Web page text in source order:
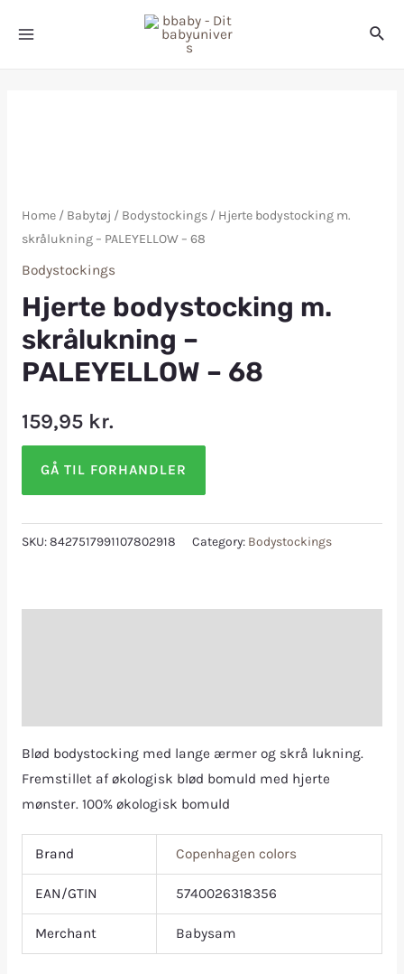
Home/ Babytøj / Bodystockings/ Hjerte bodystocking m.
skrålukning – PALEYELLOW – 68
Bodystockings
Hjerte bodystocking m.
skrålukning –
PALEYELLOW – 68
159,95 kr.
GÅ TIL FORHANDLER
SKU:8427517991107802918 Category: Bodystockings
Blød bodystocking med lange ærmer og skrå lukning.
Fremstillet af økologisk blød bomuld med hjerte
mønster. 100% økologisk bomuld
Brand Copenhagen colors
EAN/GTIN 5740026318356
Merchant Babysam